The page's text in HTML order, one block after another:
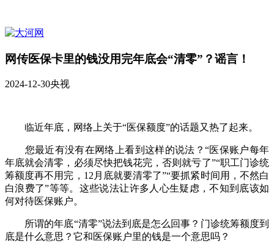
网传医保卡里的钱没用完年底会“清零”？谣言！
2024-12-30央视
临近年底，网络上关于“医保额度”的话题又热了起来。
您最近有没有在网络上看到这样的说法？“医保账户每年
年底就会清零，必须尽快把钱花完，否则就亏了”“职工门诊统
筹额度再不用完，12月底就要清零了”“要抓紧时间用，不然白
白浪费了”等等。这些说法让许多人心生疑虑，不知到底该如
何对待医保账户。
所谓的年底“清零”说法到底是怎么回事？门诊统筹额度到
底是什么意思？它和医保账户里的钱是一个意思吗？